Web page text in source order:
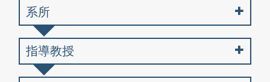
系所
指導教授